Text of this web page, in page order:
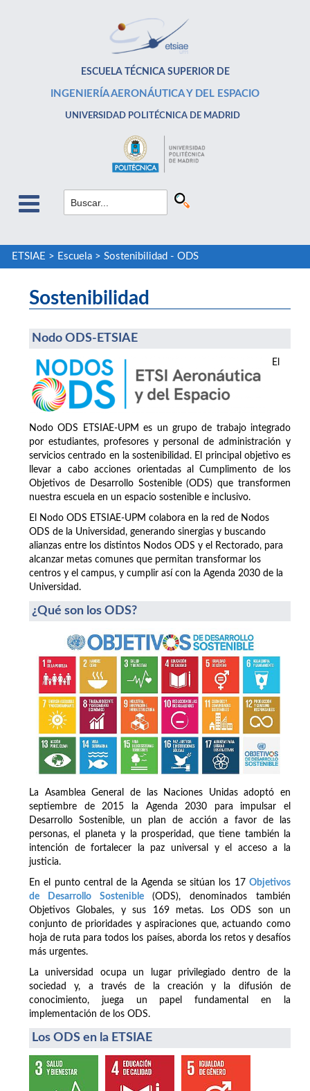
ESCUELA TÉCNICA SUPERIOR DE
INGENIERÍA AERONÁUTICA Y DEL ESPACIO
UNIVERSIDAD POLITÉCNICA DE MADRID
ETSIAE > Escuela> Sostenibilidad - ODS
Sostenibilidad
Nodo ODS-ETSIAE
El
Nodo ODS ETSIAE-UPM es un grupo de trabajo integrado
por estudiantes, profesores y personal de administración y
servicios centrado en la sostenibilidad. El principal objetivo es
llevar a cabo acciones orientadas al Cumplimento de los
Objetivos de Desarrollo Sostenible (ODS) que transformen
nuestra escuela en un espacio sostenible e inclusivo.
El Nodo ODS ETSIAE-UPM colabora en la red de Nodos
ODS de la Universidad, generando sinergias y buscando
alianzas entre los distintos Nodos ODS y el Rectorado, para
alcanzar metas comunes que permitan transformar los
centros y el campus, y cumplir así con la Agenda 2030 de la
Universidad.
¿Qué son los ODS?
La Asamblea General de las Naciones Unidas adoptó en
septiembre de 2015 la Agenda 2030 para impulsar el
Desarrollo Sostenible, un plan de acción a favor de las
personas, el planeta y la prosperidad, que tiene también la
intención de fortalecer la paz universal y el acceso a la
justicia.
En el punto central de la Agenda se sitúan los 17 Objetivos
de Desarrollo Sostenible(ODS), denominados también
Objetivos Globales, y sus 169 metas. Los ODS son un
conjunto de prioridades y aspiraciones que, actuando como
hoja de ruta para todos los países, aborda los retos y desafíos
más urgentes.
La universidad ocupa un lugar privilegiado dentro de la
sociedad y, a través de la creación y la difusión de
conocimiento, juega un papel fundamental en la
implementación de los ODS.
Los ODS en la ETSIAE